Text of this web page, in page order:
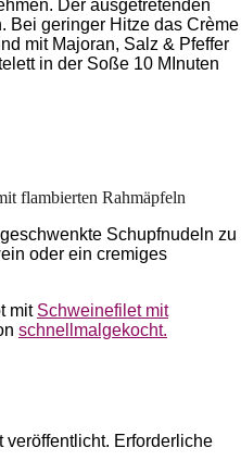
Der ausgetretenden
Bei geringer Hitze das Crème
mit Majoran, Salz & Pfeffer
in der Soße 10 MInuten
flambierten Rahmäpfeln
Schupfnudeln zu
oder ein cremiges
mit Schweinefilet mit
schnellmalgekocht.
veröffentlicht. Erforderliche